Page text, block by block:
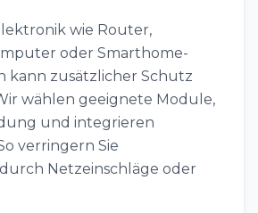
wie Router,
oder Smarthome-
kann zusätzlicher Schutz
wählen geeignete Module,
und integrieren
verringern Sie
Netzeinschläge oder